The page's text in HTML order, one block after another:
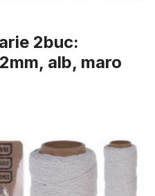
2buc:
alb, maro